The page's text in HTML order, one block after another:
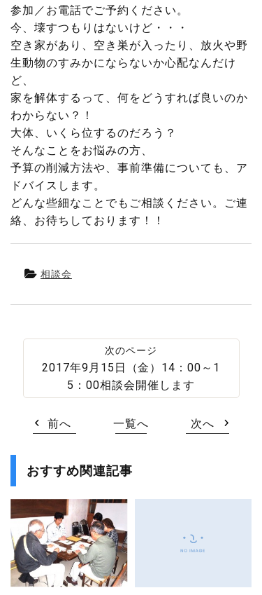
参加／お電話でご予約ください。
今、壊すつもりはないけど・・・
空き家があり、空き巣が入ったり、放火や野
生動物のすみかにならないか心配なんだけ
ど、
家を解体するって、何をどうすれば良いのか
わからない？！
大体、いくら位するのだろう？
そんなことをお悩みの方、
予算の削減方法や、事前準備についても、ア
ドバイスします。
どんな些細なことでもご相談ください。ご連
絡、お待ちしております！！
相談会
2017年9月15日（金）14：00～1
5：00相談会開催します
前へ 一覧へ 次へ
おすすめ関連記事